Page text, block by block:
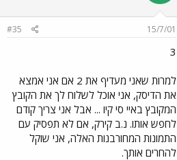
15/7/01
#35
3
למרות שאני מעדיף את 2 אם אני אמצא
את הדיסק, אני אוכל לשלוח לך את הקובץ
המקובץ באיי סי קיו ... אבל אני צריך קודם
לחפש אותו. נ.ב קירק, אם לא תפסיק עם
התמונות המחורבנות האלה, אני שוקל
להחרים אותך.